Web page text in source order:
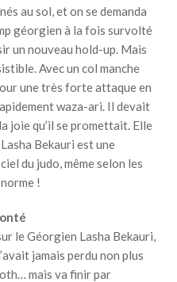
au sol, et on se demanda
géorgien à la fois survolté
un nouveau hold-up. Mais
Avec un col manche
une très forte attaque en
waza-ari. Il devait
joie qu’il se promettait. Elle
Bekauri est une
du judo, même selon les
!
le Géorgien Lasha Bekauri,
jamais perdu non plus
mais va finir par